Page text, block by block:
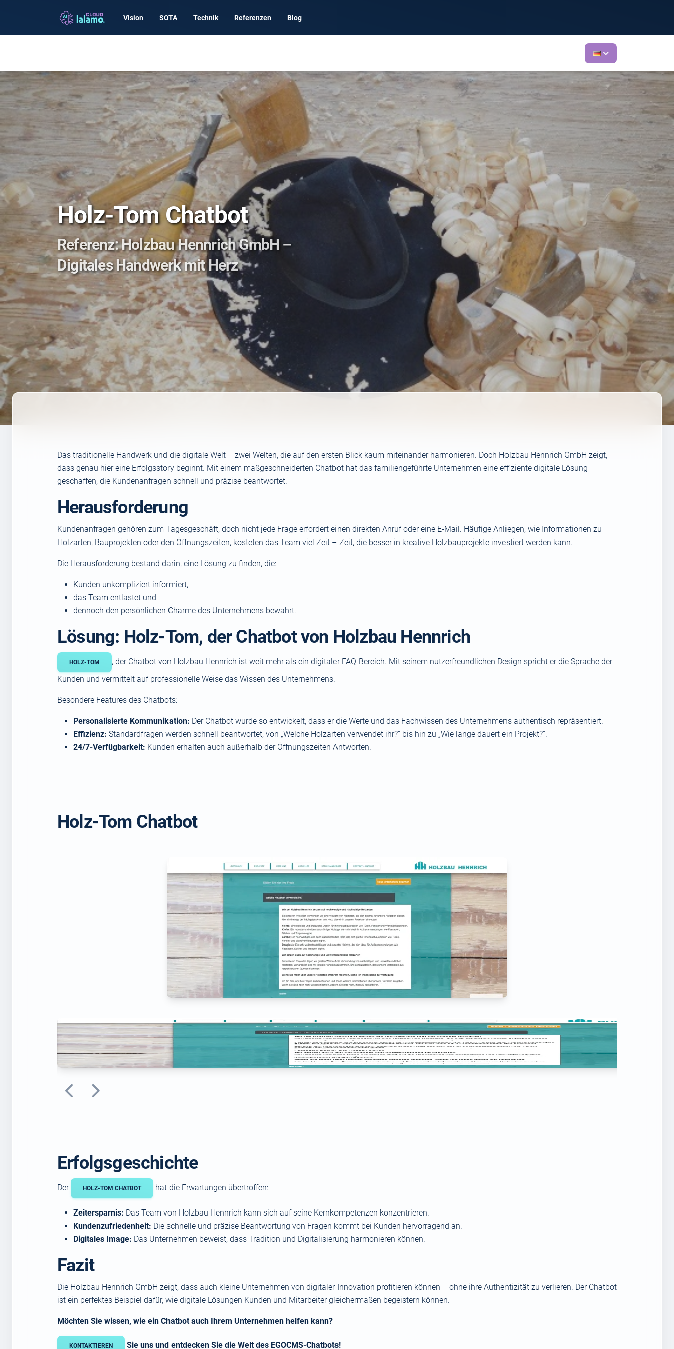
Vision SOTA Technik Referenzen Blog
Holz-Tom Chatbot
Referenz: Holzbau Hennrich GmbH –
Digitales Handwerk mit Herz
Das traditionelle Handwerk und die digitale Welt – zwei Welten, die auf den ersten Blick kaum miteinander harmonieren. Doch Holzbau Hennrich GmbH zeigt,
dass genau hier eine Erfolgsstory beginnt. Mit einem maßgeschneiderten Chatbot hat das familiengeführte Unternehmen eine effiziente digitale Lösung
geschaffen, die Kundenanfragen schnell und präzise beantwortet.
Herausforderung
Kundenanfragen gehören zum Tagesgeschäft, doch nicht jede Frage erfordert einen direkten Anruf oder eine E-Mail. Häufige Anliegen, wie Informationen zu
Holzarten, Bauprojekten oder den Öffnungszeiten, kosteten das Team viel Zeit – Zeit, die besser in kreative Holzbauprojekte investiert werden kann.
Die Herausforderung bestand darin, eine Lösung zu finden, die:
Kunden unkompliziert informiert,
das Team entlastet und
dennoch den persönlichen Charme des Unternehmens bewahrt.
Lösung: Holz-Tom, der Chatbot von Holzbau Hennrich
HOLZ-TOM
, der Chatbot von Holzbau Hennrich ist weit mehr als ein digitaler FAQ-Bereich. Mit seinem nutzerfreundlichen Design spricht er die Sprache der
Kunden und vermittelt auf professionelle Weise das Wissen des Unternehmens.
Besondere Features des Chatbots:
Personalisierte Kommunikation: Der Chatbot wurde so entwickelt, dass er die Werte und das Fachwissen des Unternehmens authentisch repräsentiert.
Effizienz: Standardfragen werden schnell beantwortet, von „Welche Holzarten verwendet ihr?“ bis hin zu „Wie lange dauert ein Projekt?“.
24/7-Verfügbarkeit: Kunden erhalten auch außerhalb der Öffnungszeiten Antworten.
Holz-Tom Chatbot
Erfolgsgeschichte
Der HOLZ-TOM CHATBOT hat die Erwartungen übertroffen:
Zeitersparnis: Das Team von Holzbau Hennrich kann sich auf seine Kernkompetenzen konzentrieren.
Kundenzufriedenheit: Die schnelle und präzise Beantwortung von Fragen kommt bei Kunden hervorragend an.
Digitales Image: Das Unternehmen beweist, dass Tradition und Digitalisierung harmonieren können.
Fazit
Die Holzbau Hennrich GmbH zeigt, dass auch kleine Unternehmen von digitaler Innovation profitieren können – ohne ihre Authentizität zu verlieren. Der Chatbot
ist ein perfektes Beispiel dafür, wie digitale Lösungen Kunden und Mitarbeiter gleichermaßen begeistern können.
Möchten Sie wissen, wie ein Chatbot auch Ihrem Unternehmen helfen kann?
KONTAKTIEREN Sie uns und entdecken Sie die Welt des EGOCMS-Chatbots!